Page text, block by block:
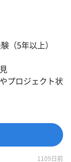
（5年以上）
プロジェクト状
1109日前